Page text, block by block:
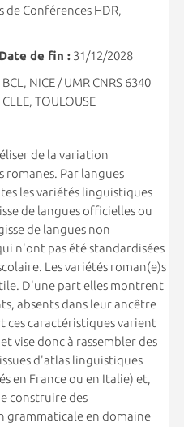
de Conférences HDR,
Date de fin :31/12/2028
NICE / UMR CNRS 6340
TOULOUSE
de la variation
romanes. Par langues
les variétés linguistiques
de langues officielles ou
de langues non
n'ont pas été standardisées
Les variétés roman(e)s
D'une part elles montrent
absents dans leur ancêtre
ces caractéristiques varient
vise donc à rassembler des
d'atlas linguistiques
en France ou en Italie) et,
construire des
grammaticale en domaine